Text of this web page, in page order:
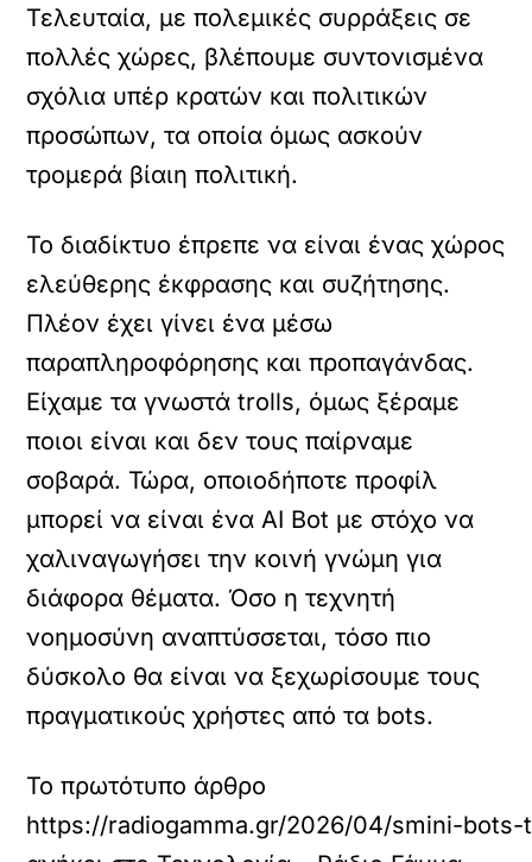
Τελευταία, με πολεμικές συρράξεις σε
πολλές χώρες, βλέπουμε συντονισμένα
σχόλια υπέρ κρατών και πολιτικών
προσώπων, τα οποία όμως ασκούν
τρομερά βίαιη πολιτική.
Το διαδίκτυο έπρεπε να είναι ένας χώρος
ελεύθερης έκφρασης και συζήτησης.
Πλέον έχει γίνει ένα μέσω
παραπληροφόρησης και προπαγάνδας.
Είχαμε τα γνωστά trolls, όμως ξέραμε
ποιοι είναι και δεν τους παίρναμε
σοβαρά. Τώρα, οποιοδήποτε προφίλ
μπορεί να είναι ένα AI Bot με στόχο να
χαλιναγωγήσει την κοινή γνώμη για
διάφορα θέματα. Όσο η τεχνητή
νοημοσύνη αναπτύσσεται, τόσο πιο
δύσκολο θα είναι να ξεχωρίσουμε τους
πραγματικούς χρήστες από τα bots.
Το πρωτότυπο άρθρο
https://radiogamma.gr/2026/04/smini-